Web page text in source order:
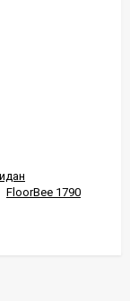
FloorBee 1790